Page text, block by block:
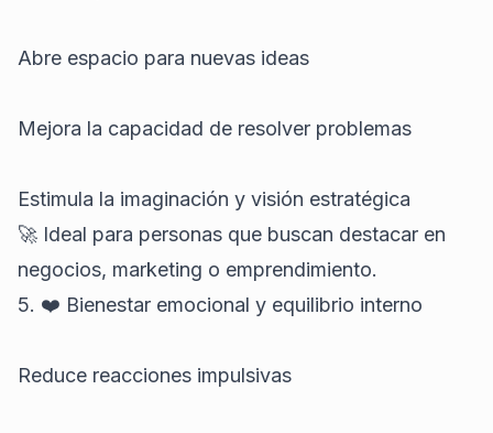
Abre espacio para nuevas ideas
Mejora la capacidad de resolver problemas
Estimula la imaginación y visión estratégica
🚀 Ideal para personas que buscan destacar en
negocios, marketing o emprendimiento.
5. ❤️ Bienestar emocional y equilibrio interno
Reduce reacciones impulsivas